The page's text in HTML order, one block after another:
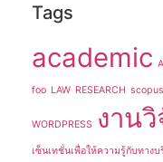
Tags
academic
foo LAW RESEARCH scopus
WORDPRESS งาน
เซ็นเทชั่นเพื่อให้ความรู้กับทาง